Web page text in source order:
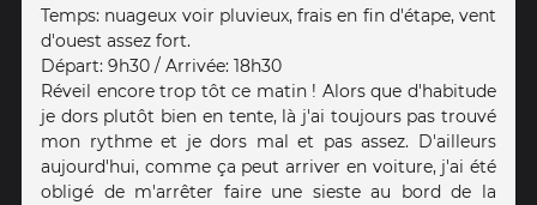
Temps: nuageux voir pluvieux, frais en fin d'étape, vent
d'ouest assez fort.
Départ: 9h30 / Arrivée: 18h30
Réveil encore trop tôt ce matin ! Alors que d'habitude
je dors plutôt bien en tente, là j'ai toujours pas trouvé
mon rythme et je dors mal et pas assez. D'ailleurs
aujourd'hui, comme ça peut arriver en voiture, j'ai été
obligé de m'arrêter faire une sieste au bord de la